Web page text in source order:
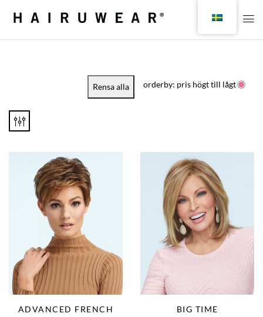
Rensa alla orderby: pris högt till lågt
ADVANCED FRENCH BIG TIME